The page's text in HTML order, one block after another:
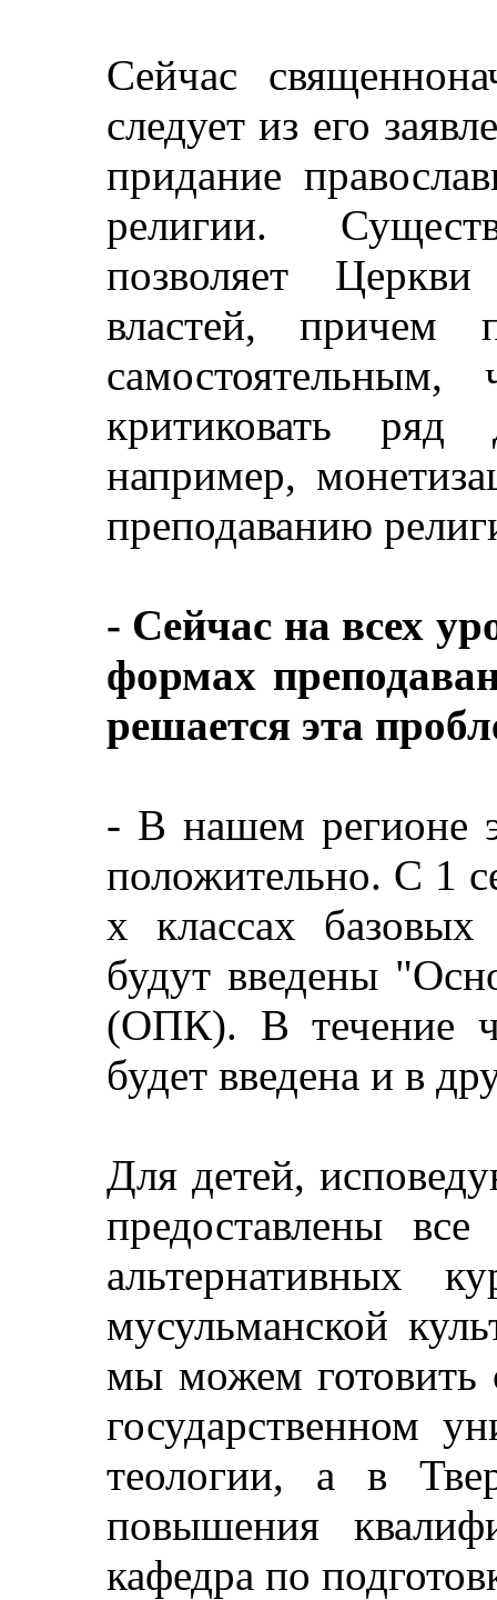
Сейчас
следует из его
придание
религии.
позволяет
властей, причем
критиковать ряд
например,
преподаванию
- Сейчас на всех
формах
решается эта
- В нашем регионе
положительно. С 1
х классах базовых
будут введены
(ОПК). В течение
будет введена и в
Для детей,
предоставлены
альтернативных
мусульманской
мы можем готовить
государственном
теологии, а в
повышения
кафедра по